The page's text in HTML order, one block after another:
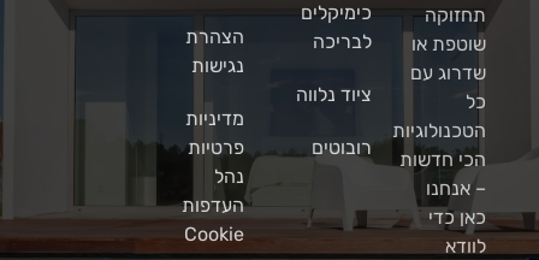
תחזוקה
שוטפת או
שדרוג עם
כל
הטכנולוגיות
הכי חדשות
– אנחנו
כאן כדי
לוודא
כימיקלים
לבריכה
ציוד נלווה
רובוטים
הצהרת
נגישות
מדיניות
פרטיות
נהל
העדפות
Cookie